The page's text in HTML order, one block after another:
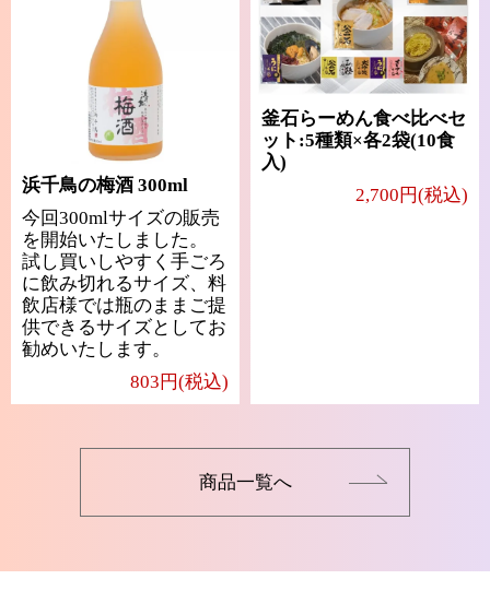
浜千鳥の梅酒 300ml
今回300mlサイズの販売
を開始いたしました。
試し買いしやすく手ごろ
に飲み切れるサイズ、料
飲店様では瓶のままご提
供できるサイズとしてお
勧めいたします。
803円(税込)
釜石らーめん食べ比べセ
ット:5種類×各2袋(10食
入)
2,700円(税込)
商品一覧へ